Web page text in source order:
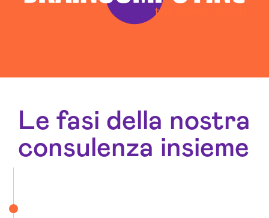
Le fasi della nostra
consulenza insieme